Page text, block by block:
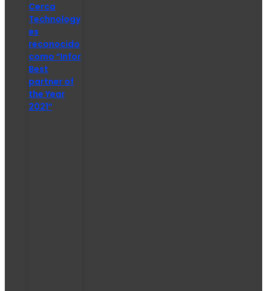
Cerca
Technology
es
reconocido
como “Infor
Best
partner of
the Year
2021″